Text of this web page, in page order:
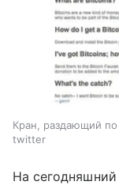
Кран, раздающий
twitter
На